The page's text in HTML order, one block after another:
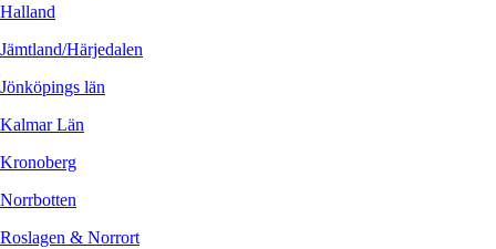
Halland
Jämtland/Härjedalen
Jönköpings län
Kalmar Län
Kronoberg
Norrbotten
Roslagen & Norrort